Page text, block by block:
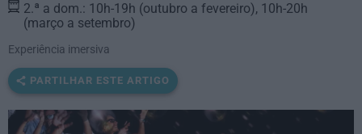
2.ª a dom.: 10h-19h (outubro a fevereiro), 10h-20h
(março a setembro)
Experiência imersiva
PARTILHAR ESTE ARTIGO